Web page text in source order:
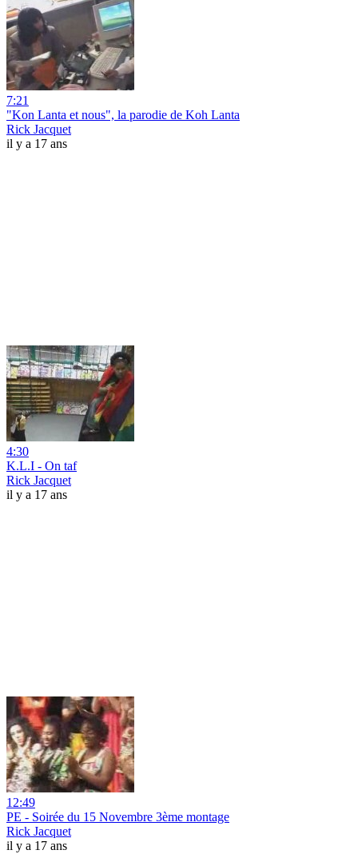
7:21
"Kon Lanta et nous", la parodie de Koh Lanta
Rick Jacquet
il y a 17 ans
4:30
K.L.I - On taf
Rick Jacquet
il y a 17 ans
12:49
PE - Soirée du 15 Novembre 3ème montage
Rick Jacquet
il y a 17 ans